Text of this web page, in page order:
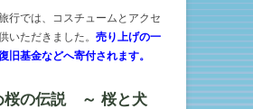
行では、コスチュームとアクセ
いただきました。 売り上げの一
旧基金などへ寄付されます。
桜の伝説 ～ 桜と犬